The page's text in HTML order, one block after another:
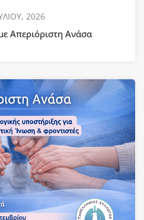
2026
Απεριόριστη Ανάσα